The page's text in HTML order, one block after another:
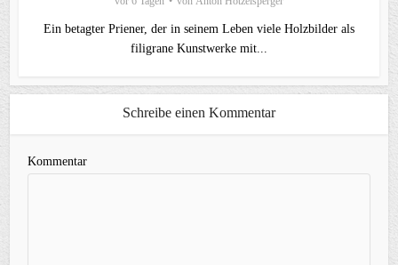
Ein betagter Priener, der in seinem Leben viele Holzbilder als
filigrane Kunstwerke mit...
Schreibe einen Kommentar
Kommentar